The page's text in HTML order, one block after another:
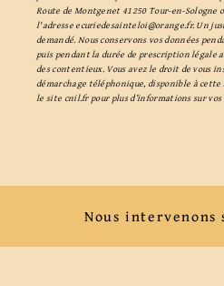
Route de Montgenet 41250 Tour-en-Sologne
l'adresse ecuriedesainteloi@orange.fr. Un
demandé. Nous conservons vos données
puis pendant la durée de prescription légale
des contentieux. Vous avez le droit de vous
démarchage téléphonique, disponible à cette
le site cnil.fr pour plus d’informations sur
Nous intervenons